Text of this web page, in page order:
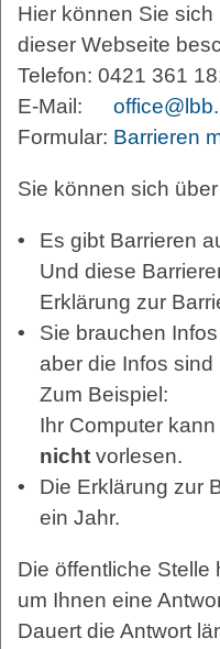
Hier können Sie
dieser Webseite
Telefon: 0421 361
E-Mail:
Formular: Barrieren
Sie können sich
Es gibt Barrieren
Und diese
Erklärung zur
Sie brauchen
aber die Infos sind
Zum Beispiel:
Ihr Computer
nicht vorlesen.
Die Erklärung zur
ein Jahr.
Die öffentliche Stelle
um Ihnen eine
Dauert die Antwort